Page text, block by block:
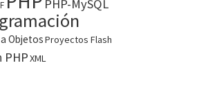
PHP-MySQL
ObjetosProyectos Flash
PHPXML